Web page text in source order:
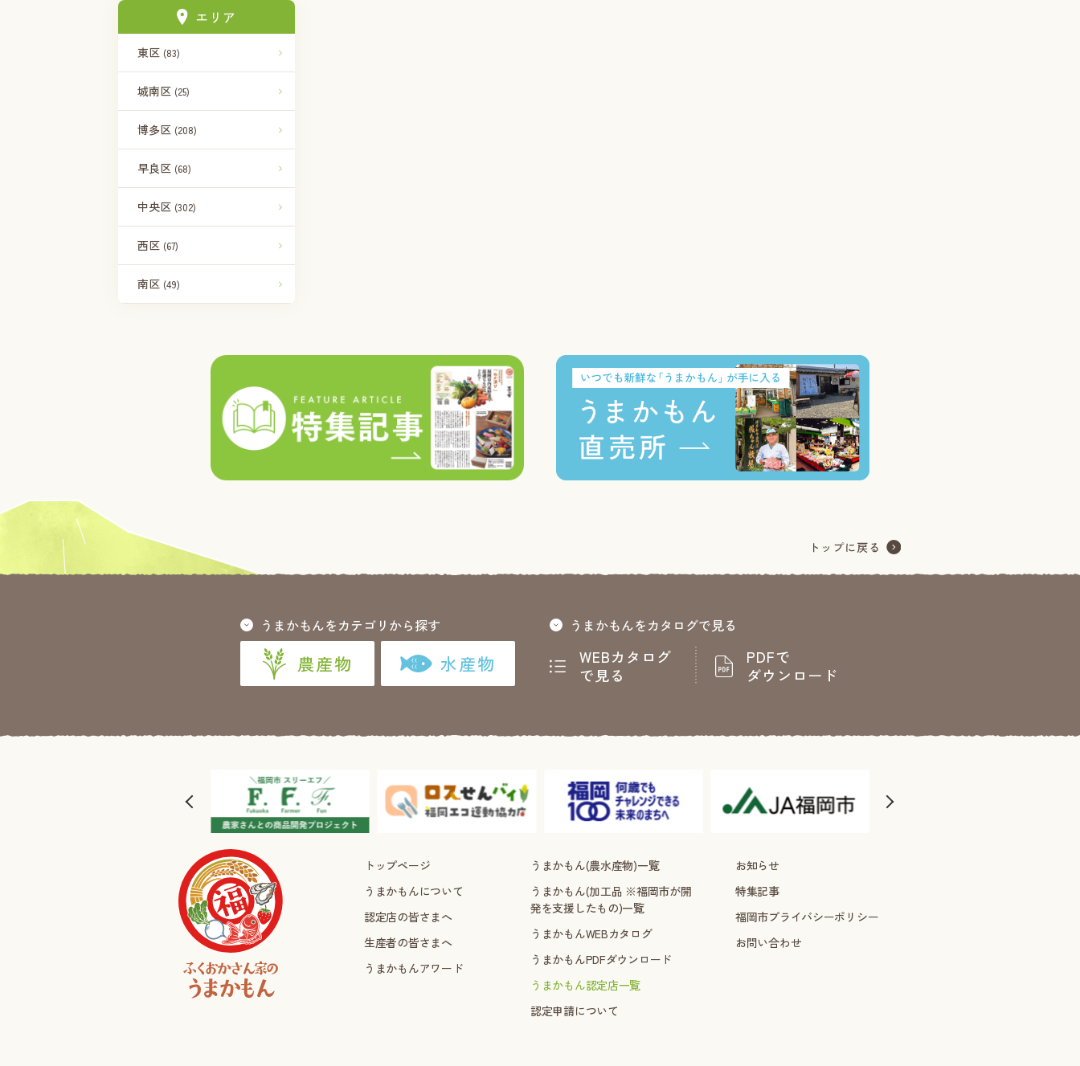
エリア
東区 (83)
城南区 (25)
博多区 (208)
早良区 (68)
中央区 (302)
西区 (67)
南区 (49)
うまかもんをカテゴリから探す
農産物 水産物
うまかもんをカタログで見る
WEBカタログ
で見る
PDFで
ダウンロード
トップページ
うまかもんについて
認定店の皆さまへ
生産者の皆さまへ
うまかもんアワード
うまかもん(農水産物)一覧
うまかもん(加工品 ※福岡市が開
発を支援したもの)一覧
うまかもんWEBカタログ
うまかもんPDFダウンロード
うまかもん認定店一覧
認定申請について
お知らせ
特集記事
福岡市プライバシーポリシー
お問い合わせ